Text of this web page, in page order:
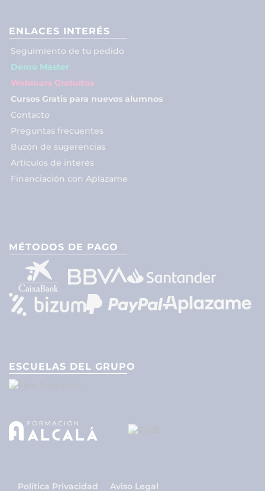
ENLACES INTERÉS
Seguimiento de tu pedido
Demo Máster
Webinars Gratuitos
Cursos Gratis para nuevos alumnos
Contacto
Preguntas frecuentes
Buzón de sugerencias
Artículos de interés
Financiación con Aplazame
MÉTODOS DE PAGO
ESCUELAS DEL GRUPO
Política Privacidad Aviso Legal